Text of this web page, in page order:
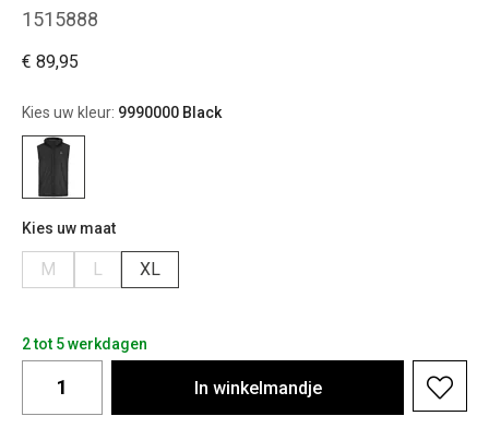
1515888
€ 89,95
Kies uw kleur: 9990000 Black
Kies uw maat
M L XL
2 tot 5 werkdagen
In winkelmandje